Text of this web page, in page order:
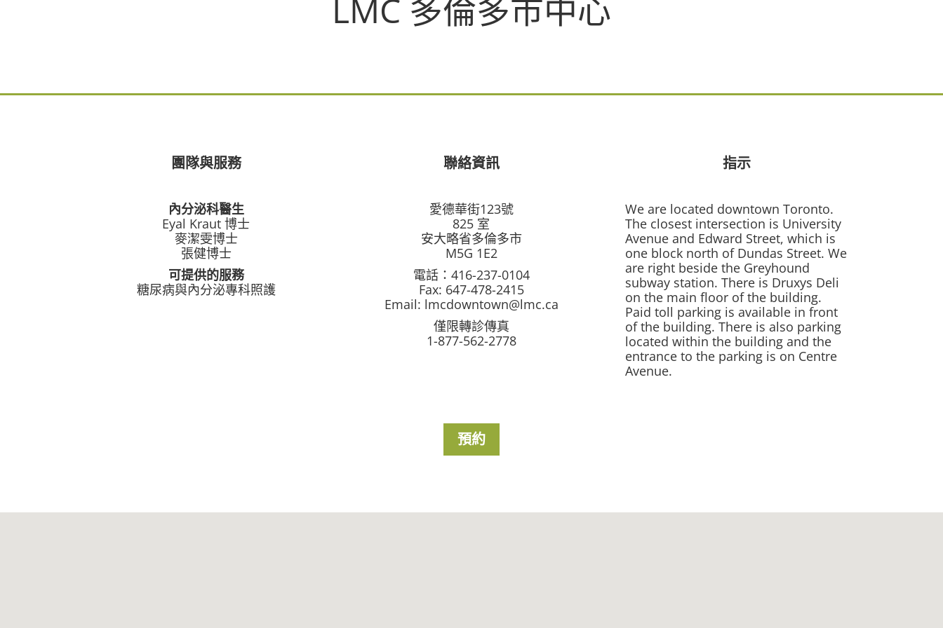
LMC 多倫多市中心
團隊與服務
內分泌科醫生
Eyal Kraut 博士
麥潔雯博士
張健博士
可提供的服務
糖尿病與內分泌專科照護
聯絡資訊
愛德華街123號
825 室
安大略省多倫多市
M5G 1E2
電話：416-237-0104
Fax: 647-478-2415
Email: lmcdowntown@lmc.ca
僅限轉診傳真
1-877-562-2778
指示
We are located downtown Toronto.
The closest intersection is University
Avenue and Edward Street, which is
one block north of Dundas Street. We
are right beside the Greyhound
subway station. There is Druxys Deli
on the main floor of the building.
Paid toll parking is available in front
of the building. There is also parking
located within the building and the
entrance to the parking is on Centre
Avenue.
預約